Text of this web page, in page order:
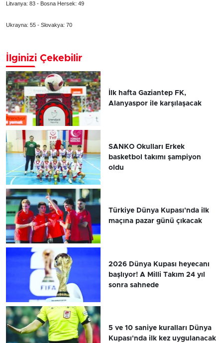
Litvanya: 83 - Bosna Hersek: 49
Ukrayna: 55 - Slovakya: 70
İlginizi Çekebilir
İlk hafta Gaziantep FK,
Alanyaspor ile karşılaşacak
SANKO Okulları Erkek
basketbol takımı şampiyon
oldu
Türkiye Dünya Kupası'nda ilk
maçına pazar günü çıkacak
2026 Dünya Kupası heyecanı
başlıyor! A Milli Takım 24 yıl
sonra sahnede
5 ve 10 saniye kuralları Dünya
Kupası'nda ilk kez uygulanacak